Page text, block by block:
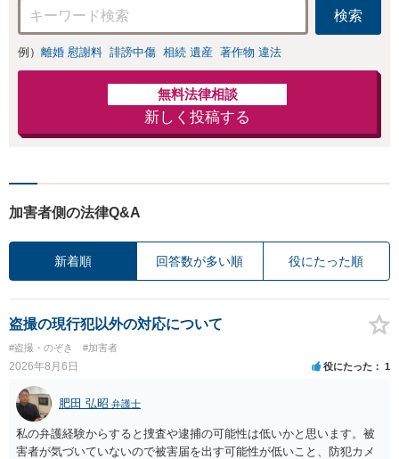
検索
例） 離婚 慰謝料 誹謗中傷 相続 遺産 著作物 違法
無料法律相談
新しく投稿する
加害者側の法律Q&A
新着順 回答数が多い順 役にたった順
盗撮の現行犯以外の対応について
#盗撮・のぞき #加害者
2026年8月6日 役にたった 1
肥田 弘昭 弁護士
私の弁護経験からすると捜査や逮捕の可能性は低いかと思います。被
害者が気づいていないので被害届を出す可能性が低いこと、防犯カメ